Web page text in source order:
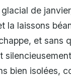
de
la laissons
et
bien isolées,